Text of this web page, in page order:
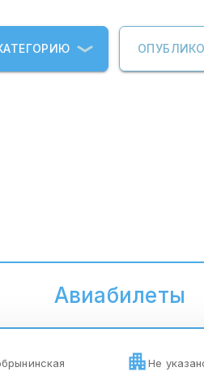
Авиабилеты
Не